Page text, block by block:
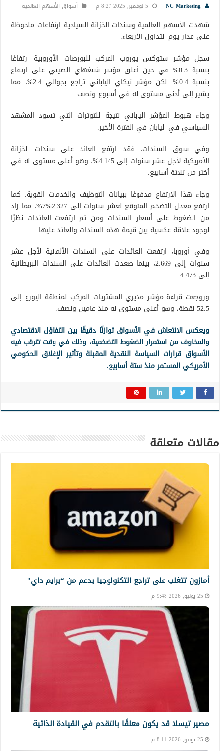
NC Marketing 5 نوفمبر, 2025 8:27 م أسواق الأسهم العالمية
شهدت الأسهم العالمية وسندات الخزانة السيادية ارتفاعات ملحوظة
على مدار يوم التداول الأربعاء.
سجل مؤشر ستوكس يوروب المركب للبورصات الأوروبية ارتفاعًا
بنسبة 0.3% في حين أغلق مؤشر شنغهاي الصيني على ارتفاع
بنسبة 0.4%. لكن مؤشر نيكاي الياباني تراجع بجوالي 2.4%، مما
يشير إلى أدنى مستوى له في أسبوع ونصف.
وجاء هبوط المؤشر الياباني نتيجة للتوترات التي تسود المشهد
السياسي في اليابان في الفترة الأخير.
وفي سوق السندات، فقد ارتفع العائد على سندات الخزانة
الأمريكية لأجل عشر سنوات إلى 4.145%، وهو أعلى مستوى له في
أكثر من ثلاثة أسابيع.
وجاء هذا الارتفاع مدفوعًا ببيانات التوظيف والخدمات القوية. كما
ارتفع معدل التضخم المتوقع لعشر سنوات إلى 2.327%7%، مما زاد
من الضغوط على أسعار السندات ومن ثم ارتفعت العائدات نظرًا
لوجود علاقة عكسية بين قيمة هذه السندات والعائد عليها.
وفي أوروبا، ارتفعت العائدات على السندات الألمانية لأجل عشر
سنوات إلى 2.669، بينما صعدت العائدات على السندات البريطانية
إلى 4.473.
وروجعت قراءة مؤشر مديري المشتريات المركب لمنطقة اليورو إلى
52.5 نقطة، وهو أعلى مستوى له منذ عامين ونصف.
ويعكس الانتعاش في الأسواق توازنًا دقيقًا بين التفاؤل الاقتصادي
والمخاوف من استمرار الضغوط التضخمية، وذلك في وقت تترقب فيه
الأسواق قرارات السياسة النقدية المقبلة وتأثير الإغلاق الحكومي
الأمريكي المستمر منذ ستة أسابيع.
مقالات متعلقة
أمازون تتغلب على تراجع التكنولوجيا بدعم من “برايم داي”
25 يونيو, 2026 9:48 م
مصير تيسلا قد يكون معلقًا بالتقدم في القيادة الذاتية
25 يونيو, 2026 8:11 م